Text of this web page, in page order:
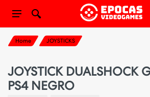
Home JOYSTICKS
JOYSTICK DUALSHOCK
PS4 NEGRO